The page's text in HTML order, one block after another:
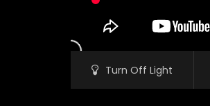
Turn Off Light